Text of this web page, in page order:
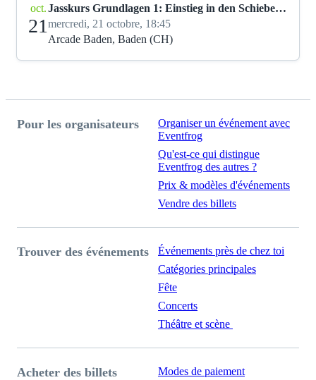
oct.
21
Jasskurs Grundlagen 1: Einstieg in den Schieber (De Karten)
mercredi, 21 octobre, 18:45
Arcade Baden, Baden (CH)
Pour les organisateurs
Organiser un événement avec
Eventfrog
Qu'est-ce qui distingue
Eventfrog des autres ?
Prix & modèles d'événements
Vendre des billets
Trouver des événements
Événements près de chez toi
Catégories principales
Fête
Concerts
Théâtre et scène
Acheter des billets
Modes de paiement